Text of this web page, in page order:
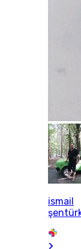
ismail